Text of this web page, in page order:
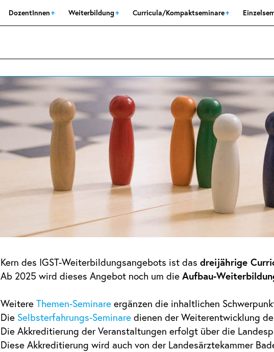
DozentInnen Weiterbildung Curricula/Kompaktseminare
Kern des IGST-Weiterbildungsangebots ist das dreijährige
Ab 2025 wird dieses Angebot noch um die Aufbau-
Weitere Themen-Seminare ergänzen die inhaltlichen
Die Selbsterfahrungs-Seminare dienen der Weiterentwicklung
Die Akkreditierung der Veranstaltungen erfolgt über die
Diese Akkreditierung wird auch von der Landesärztekammer